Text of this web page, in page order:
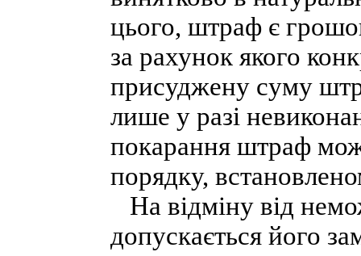
цього, штраф є
за рахунок якого
присуджену суму
лише у разі
покарання штраф
порядку,
На відміну від
допускається його